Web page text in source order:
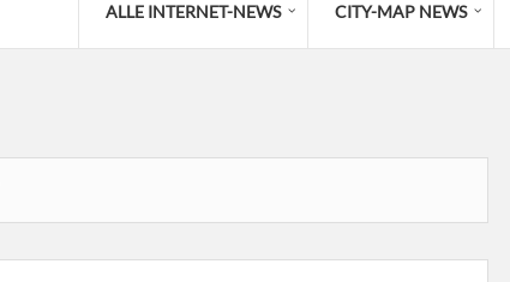
ALLE INTERNET-NEWS CITY-MAP NEWS